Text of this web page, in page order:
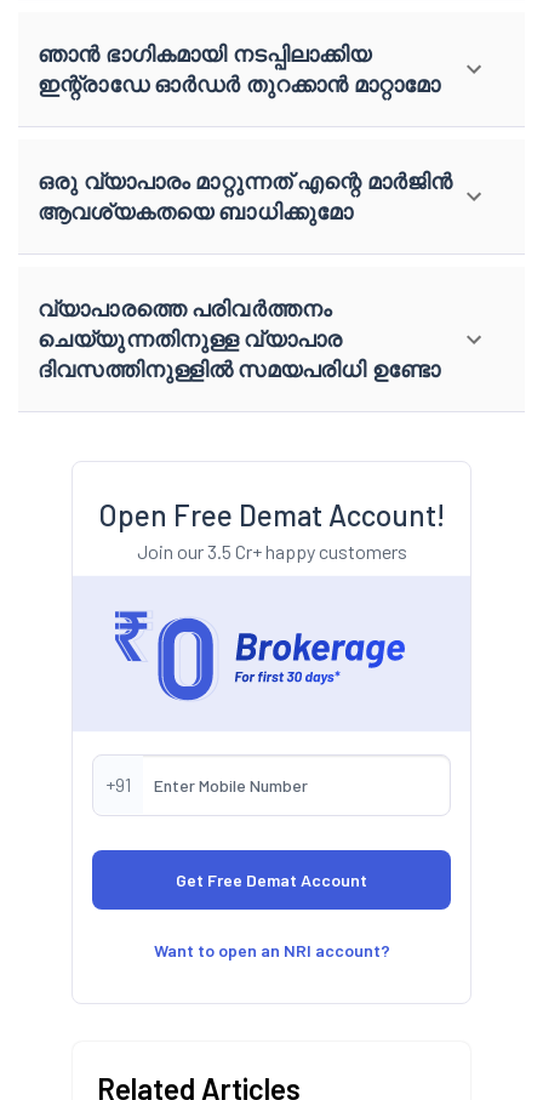
ഞാൻ ഭാഗികമായി നടപ്പിലാക്കിയ
ഇന്റ്രാഡേ ഓർഡർ തുറക്കാൻ മാറ്റാമോ
ഒരു വ്യാപാരം മാറ്റുന്നത് എന്റെ മാർജിൻ
ആവശ്യകതയെ ബാധിക്കുമോ
വ്യാപാരത്തെ പരിവർത്തനം
ചെയ്യുന്നതിനുള്ള വ്യാപാര
ദിവസത്തിനുള്ളിൽ സമയപരിധി ഉണ്ടോ
Open Free Demat Account!
Join our 3.5 Cr+ happy customers
+91
Want to open an NRI account?
Related Articles